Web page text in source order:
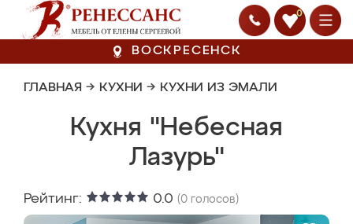
0
ВОСКРЕСЕНСК
ГЛАВНАЯ → КУХНИ → КУХНИ ИЗ ЭМАЛИ
Кухня "Небесная
Лазурь"
Рейтинг: 0.0 (0 голосов)